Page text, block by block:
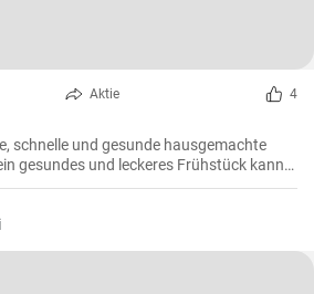
Aktie 4
schnelle und gesunde hausgemachte
gesundes und leckeres Frühstück kann